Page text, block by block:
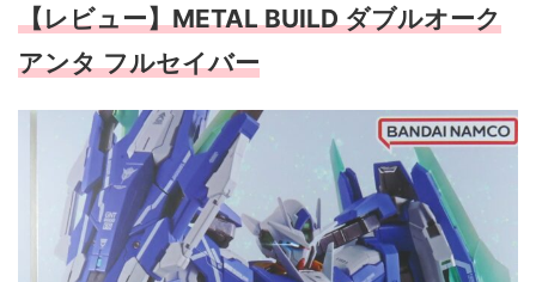
【レビュー】METAL BUILD ダブルオーク
アンタ フルセイバー